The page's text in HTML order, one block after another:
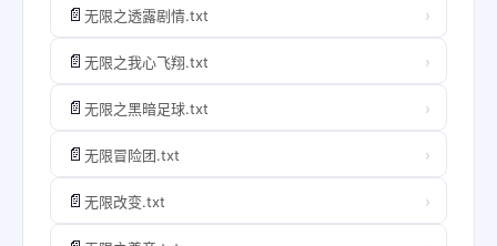
📄 无限之透露剧情.txt ›
📄 无限之我心飞翔.txt ›
📄 无限之黑暗足球.txt ›
📄 无限冒险团.txt ›
📄 无限改变.txt ›